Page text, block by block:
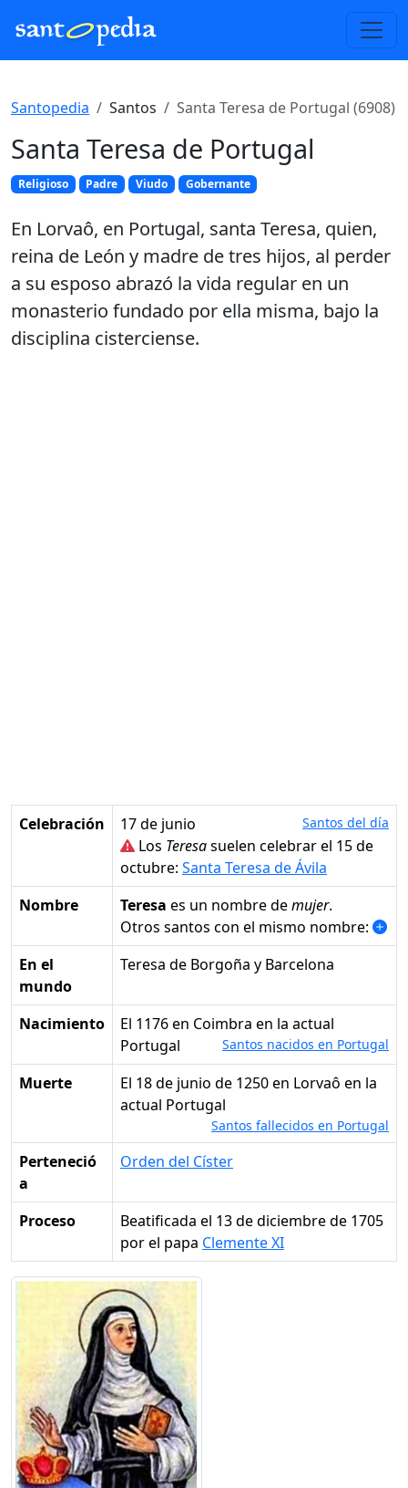
Santopedia Santos Santa Teresa de Portugal (6908)
Santa Teresa de Portugal
Religioso Padre Viudo Gobernante
En Lorvaô, en Portugal, santa Teresa, quien,
reina de León y madre de tres hijos, al perder
a su esposo abrazó la vida regular en un
monasterio fundado por ella misma, bajo la
disciplina cisterciense.
Celebración 17 de junio Santos del día
Los Teresasuelen celebrar el 15 de
octubre: Santa Teresa de Ávila
Nombre
Teresa es un nombre demujer.
Otros santos con el mismo nombre:
En el
mundo
Teresa de Borgoña y Barcelona
Nacimiento
el 1176 en Coimbra en la actual
Portugal
Santos nacidos en Portugal
Muerte
el 18 de junio de 1250 en Lorvaô en la
actual Portugal
Santos fallecidos en Portugal
Perteneció
a
Orden del Císter
Proceso
Beatificada el 13 de diciembre de 1705
por el papa Clemente XI